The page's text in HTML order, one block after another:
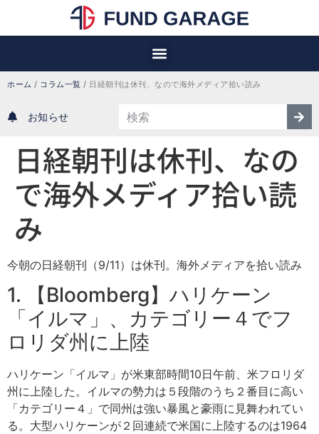
ホーム / コラム一覧 / 日経朝刊は休刊、なので海外メディア拾い読み
お知らせ
日経朝刊は休刊、なの
で海外メディア拾い読
み
今朝の日経朝刊（9/11）は休刊。海外メディアを拾い読み
1. 【Bloomberg】ハリケーン
「イルマ」、カテゴリー４でフ
ロリダ州に上陸
ハリケーン「イルマ」が米東部時間10日午前、米フロリダ
州に上陸した。イルマの勢力は５段階のうち２番目に高い
「カテゴリー４」で同州は強い暴風と豪雨に見舞われてい
る。大型ハリケーンが２回連続で米国に上陸するのは1964